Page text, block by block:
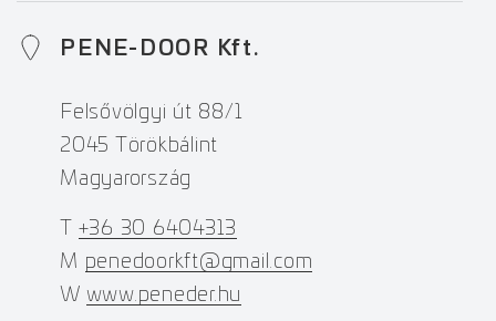
PENE-DOOR Kft.
Felsővölgyi út 88/1
2045 Törökbálint
Magyarország
+36 30 6404313
M penedoorkft@gmail.com
W www.peneder.hu